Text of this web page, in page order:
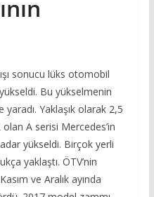
sonucu lüks otomobil
Bu yükselmenin
yaradı. Yaklaşık olarak 2,5
A serisi Mercedes’in
yükseldi. Birçok yerli
yaklaştı. ÖTV’nin
ve Aralık ayında